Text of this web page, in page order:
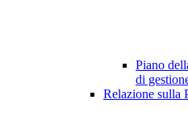
Piano
di
Relazione sulla